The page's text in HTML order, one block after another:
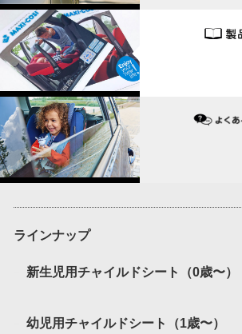
ラインナップ
新生児用チャイルドシート（0歳〜）
幼児用チャイルドシート（1歳〜）